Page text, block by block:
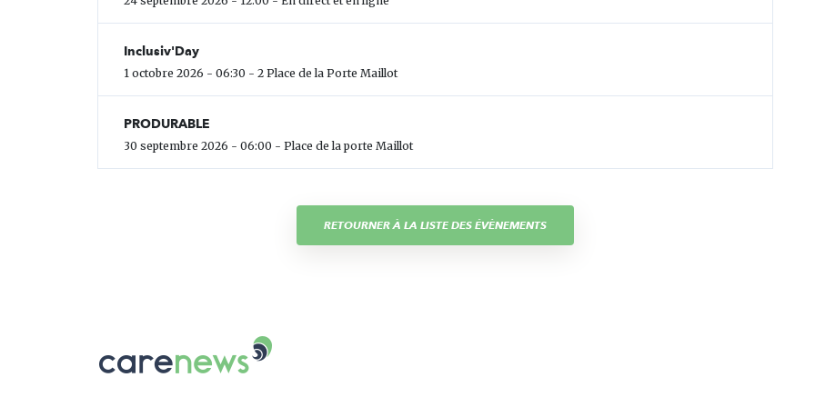
Inclusiv'Day
1 octobre 2026 - 06:30 - 2 Place de la Porte Maillot
PRODURABLE
30 septembre 2026 - 06:00 - Place de la porte Maillot
RETOURNER À LA LISTE DES ÉVÈNEMENTS
Le